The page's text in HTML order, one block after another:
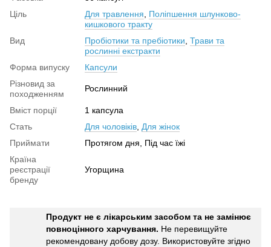
Ціль
Для травлення, Поліпшення шлунково-
кишкового тракту
Вид
Пробіотики та пребіотики, Трави та
рослинні екстракти
Форма випуску
Капсули
Різновид за
походженням
Рослинний
Вміст порції
1 капсула
Стать
Для чоловіків, Для жінок
Приймати
Протягом дня, Під час їжі
Країна
реєстрації
бренду
Угорщина
Продукт не є лікарським засобом та не замінює
повноцінного харчування. Не перевищуйте
рекомендовану добову дозу. Використовуйте згідно